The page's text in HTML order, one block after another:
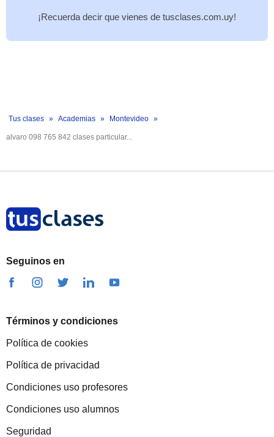
¡Recuerda decir que vienes de tusclases.com.uy!
Tus clases Academias Montevideo
alvaro 098 765 842 clases particular...
Seguinos en
Términos y condiciones
Política de cookies
Política de privacidad
Condiciones uso profesores
Condiciones uso alumnos
Seguridad